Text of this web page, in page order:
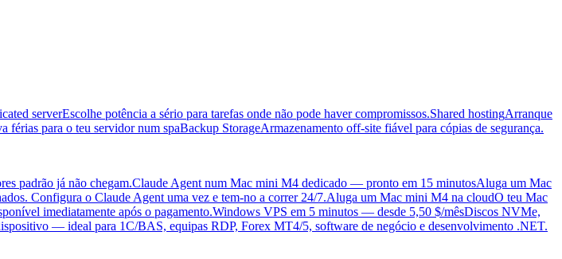
serverEscolhe potência a sério para tarefas onde não pode haver compromissos.Shared hostingArranque
férias para o teu servidor num spaBackup StorageArmazenamento off-site fiável para cópias de segurança.
padrão já não chegam.Claude Agent num Mac mini M4 dedicado — pronto em 15 minutosAluga um Mac
Configura o Claude Agent uma vez e tem-no a correr 24/7.Aluga um Mac mini M4 na cloudO teu Mac
imediatamente após o pagamento.Windows VPS em 5 minutos — desde 5,50 $/mêsDiscos NVMe,
— ideal para 1C/BAS, equipas RDP, Forex MT4/5, software de negócio e desenvolvimento .NET.